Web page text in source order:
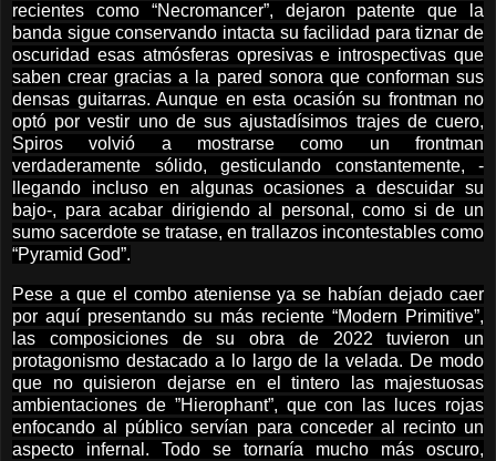
recientes como “Necromancer”, dejaron patente que la
banda sigue conservando intacta su facilidad para tiznar de
oscuridad esas atmósferas opresivas e introspectivas que
saben crear gracias a la pared sonora que conforman sus
densas guitarras. Aunque en esta ocasión su frontman no
optó por vestir uno de sus ajustadísimos trajes de cuero,
Spiros volvió a mostrarse como un frontman
verdaderamente sólido, gesticulando constantemente, -
llegando incluso en algunas ocasiones a descuidar su
bajo-, para acabar dirigiendo al personal, como si de un
sumo sacerdote se tratase, en trallazos incontestables como
“Pyramid God”.
Pese a que el combo ateniense ya se habían dejado caer
por aquí presentando su más reciente “Modern Primitive”,
las composiciones de su obra de 2022 tuvieron un
protagonismo destacado a lo largo de la velada. De modo
que no quisieron dejarse en el tintero las majestuosas
ambientaciones de ”Hierophant”, que con las luces rojas
enfocando al público servían para conceder al recinto un
aspecto infernal. Todo se tornaría mucho más oscuro,